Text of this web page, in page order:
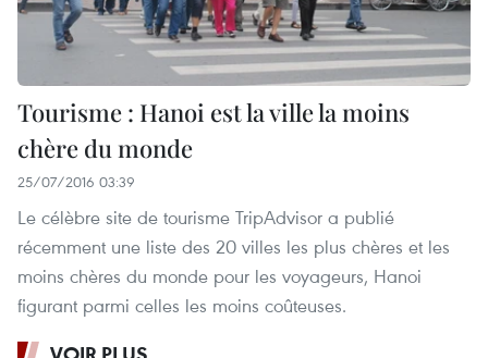
Tourisme : Hanoi est la ville la moins
chère du monde
25/07/2016 03:39
Le célèbre site de tourisme TripAdvisor a publié
récemment une liste des 20 villes les plus chères et les
moins chères du monde pour les voyageurs, Hanoi
figurant parmi celles les moins coûteuses.